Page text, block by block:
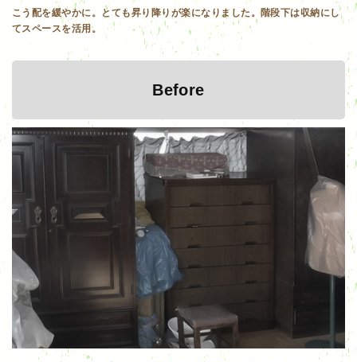
こう配を緩やかに。とても昇り降りが楽になりました。階段下は収納にし
てスペースを活用。
Before